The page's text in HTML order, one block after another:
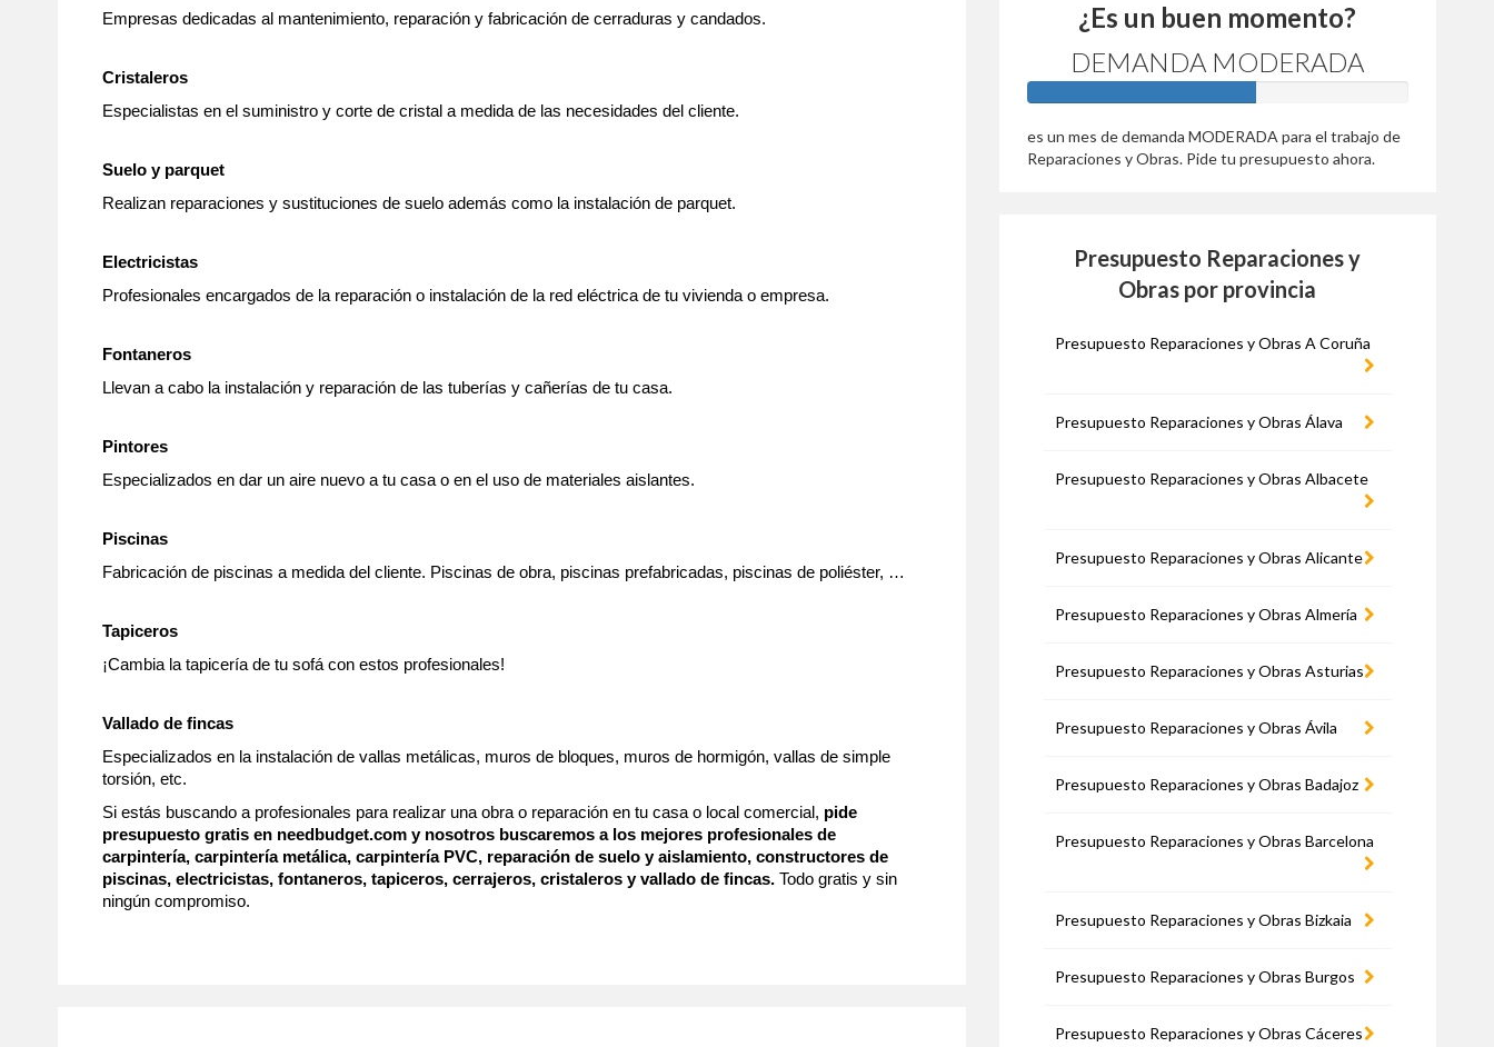
Empresas dedicadas al mantenimiento, reparación y fabricación de cerraduras y candados.
Cristaleros
Especialistas en el suministro y corte de cristal a medida de las necesidades del cliente.
Suelo y parquet
Realizan reparaciones y sustituciones de suelo además como la instalación de parquet.
Electricistas
Profesionales encargados de la reparación o instalación de la red eléctrica de tu vivienda o empresa.
Fontaneros
Llevan a cabo la instalación y reparación de las tuberías y cañerías de tu casa.
Pintores
Especializados en dar un aire nuevo a tu casa o en el uso de materiales aislantes.
Piscinas
Fabricación de piscinas a medida del cliente. Piscinas de obra, piscinas prefabricadas, piscinas de poliéster, …
Tapiceros
¡Cambia la tapicería de tu sofá con estos profesionales!
Vallado de fincas
Especializados en la instalación de vallas metálicas, muros de bloques, muros de hormigón, vallas de simple
torsión, etc.
Si estás buscando a profesionales para realizar una obra o reparación en tu casa o local comercial, pide
presupuesto gratis en needbudget.com y nosotros buscaremos a los mejores profesionales de
carpintería, carpintería metálica, carpintería PVC, reparación de suelo y aislamiento, constructores de
piscinas, electricistas, fontaneros, tapiceros, cerrajeros, cristaleros y vallado de fincas. Todo gratis y sin
ningún compromiso.
¿Es un buen momento?
DEMANDA MODERADA
es un mes de demanda MODERADA para el trabajo de
Reparaciones y Obras. Pide tu presupuesto ahora.
Presupuesto Reparaciones y
Obras por provincia
Presupuesto Reparaciones y Obras A Coruña
Presupuesto Reparaciones y Obras Álava
Presupuesto Reparaciones y Obras Albacete
Presupuesto Reparaciones y Obras Alicante
Presupuesto Reparaciones y Obras Almería
Presupuesto Reparaciones y Obras Asturias
Presupuesto Reparaciones y Obras Ávila
Presupuesto Reparaciones y Obras Badajoz
Presupuesto Reparaciones y Obras Barcelona
Presupuesto Reparaciones y Obras Bizkaia
Presupuesto Reparaciones y Obras Burgos
Presupuesto Reparaciones y Obras Cáceres